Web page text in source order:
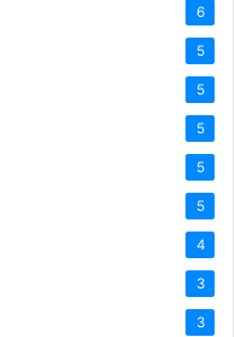
6
5
5
5
5
5
4
3
3